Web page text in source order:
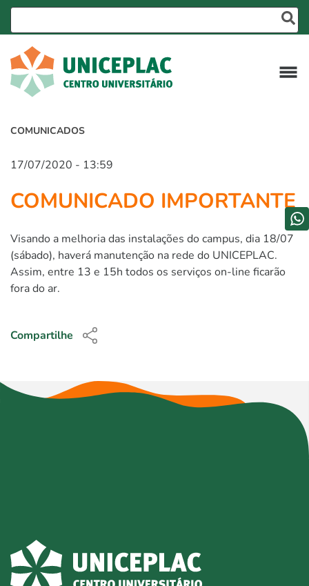
COMUNICADOS
17/07/2020 - 13:59
COMUNICADO IMPORTANTE
Visando a melhoria das instalações do campus, dia 18/07
(sábado), haverá manutenção na rede do UNICEPLAC.
Assim, entre 13 e 15h todos os serviços on-line ficarão
fora do ar.
Compartilhe